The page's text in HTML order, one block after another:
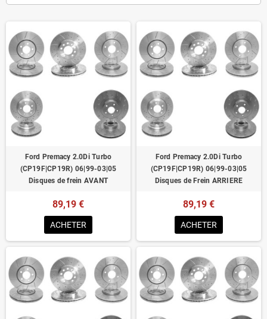
Dimensions d'origine respectées
Installation en lieu et place.
Homologué pour le contrôle technique
Ford Premacy 2.0Di Turbo
(CP19F|CP19R) 06|99-03|05
Disques de frein AVANT
89,19 €
ACHETER
Ford Premacy 2.0Di Turbo
(CP19F|CP19R) 06|99-03|05
Disques de Frein ARRIERE
89,19 €
ACHETER